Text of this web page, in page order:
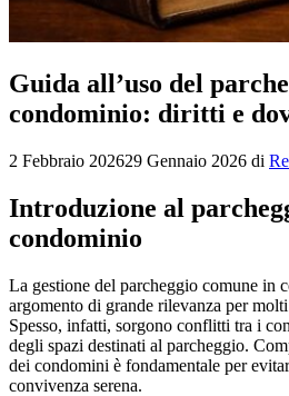
Guida all’uso del
condominio: diritti e
2 Febbraio 202629 Gennaio 2026 di
Introduzione al
condominio
La gestione del parcheggio comune in
argomento di grande rilevanza per
Spesso, infatti, sorgono conflitti tra i
degli spazi destinati al parcheggio.
dei condomini è fondamentale per
convivenza serena.